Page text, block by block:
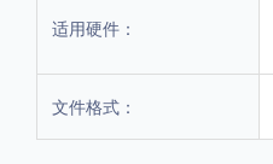
适用硬件：
文件格式：